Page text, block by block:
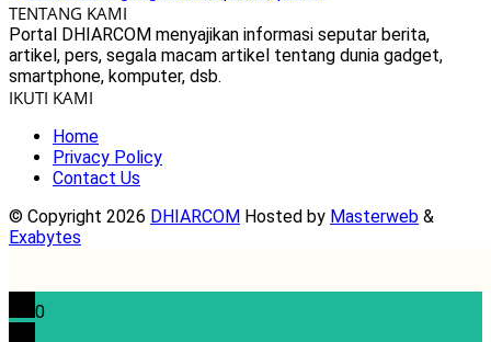
TENTANG KAMI
Portal DHIARCOM menyajikan informasi seputar berita,
artikel, pers, segala macam artikel tentang dunia gadget,
smartphone, komputer, dsb.
IKUTI KAMI
Home
Privacy Policy
Contact Us
© Copyright 2026 DHIARCOM Hosted by Masterweb &
Exabytes
0